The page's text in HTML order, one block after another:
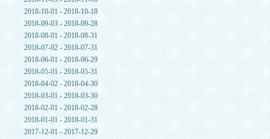
2018-10-01 - 2018-10-18
2018-09-03 - 2018-09-28
2018-08-01 - 2018-08-31
2018-07-02 - 2018-07-31
2018-06-01 - 2018-06-29
2018-05-01 - 2018-05-31
2018-04-02 - 2018-04-30
2018-03-01 - 2018-03-30
2018-02-01 - 2018-02-28
2018-01-01 - 2018-01-31
2017-12-01 - 2017-12-29